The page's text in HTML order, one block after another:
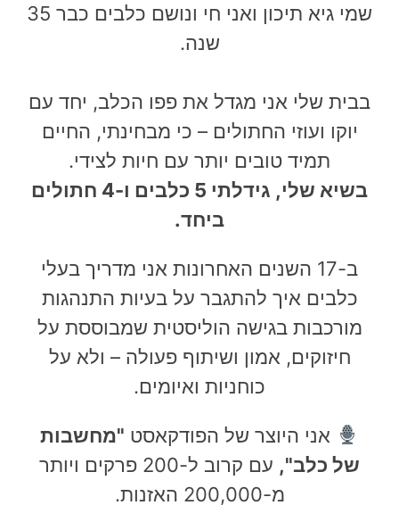
שמי גיא תיכון ואני חי ונושם כלבים כבר 35
שנה.
בבית שלי אני מגדל את פפו הכלב, יחד עם
יוקו ועוזי החתולים – כי מבחינתי, החיים
תמיד טובים יותר עם חיות לצידי.
בשיא שלי, גידלתי 5 כלבים ו-4 חתולים
ביחד.
ב-17 השנים האחרונות אני מדריך בעלי
כלבים איך להתגבר על בעיות התנהגות
מורכבות בגישה הוליסטית שמבוססת על
חיזוקים, אמון ושיתוף פעולה – ולא על
כוחניות ואיומים.
אני היוצר של הפודקאסט "מחשבות
של כלב", עם
קרוב ל-200 פרקים ויותר
מ-200,000 האזנות
.